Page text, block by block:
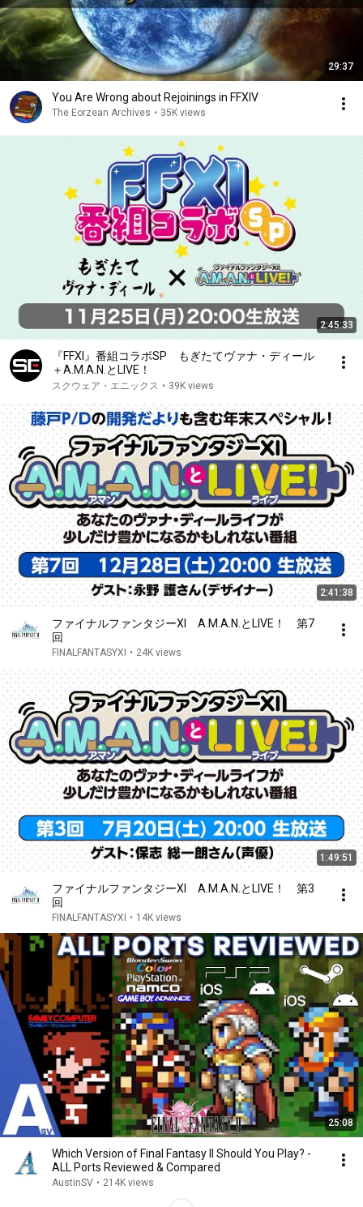
29:37
You Are Wrong about Rejoinings in FFXIV
The Eorzean Archives • 35K views
2:45:33
『FFXI』番組コラボSP もぎたてヴァナ・ディール
＋A.M.A.N.とLIVE！
スクウェア・エニックス • 39K views
2:41:38
ファイナルファンタジーXI A.M.A.N.とLIVE！ 第7
回
FINALFANTASYXI • 24K views
1:49:51
ファイナルファンタジーXI A.M.A.N.とLIVE！ 第3
回
FINALFANTASYXI • 14K views
25:08
Which Version of Final Fantasy II Should You Play? -
ALL Ports Reviewed & Compared
AustinSV • 214K views